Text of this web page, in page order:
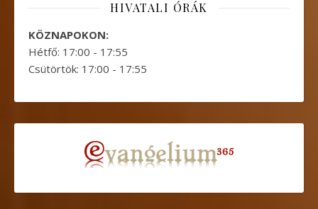
HIVATALI ÓRÁK
KÖZNAPOKON:
Hétfő: 17:00 - 17:55
Csütörtök: 17:00 - 17:55